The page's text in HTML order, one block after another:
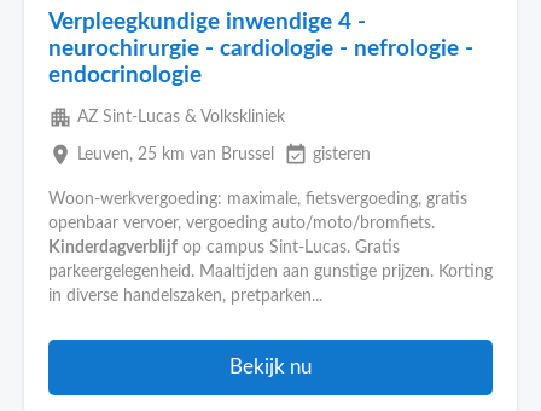
Verpleegkundige inwendige 4 -
neurochirurgie - cardiologie - nefrologie -
endocrinologie
apartment AZ Sint-Lucas & Volkskliniek
place Leuven, 25 km van Brussel event_available gisteren
Woon-werkvergoeding: maximale, fietsvergoeding, gratis
openbaar vervoer, vergoeding auto/moto/bromfiets.
Kinderdagverblijf op campus Sint-Lucas. Gratis
parkeergelegenheid. Maaltijden aan gunstige prijzen. Korting
in diverse handelszaken, pretparken...
Bekijk nu